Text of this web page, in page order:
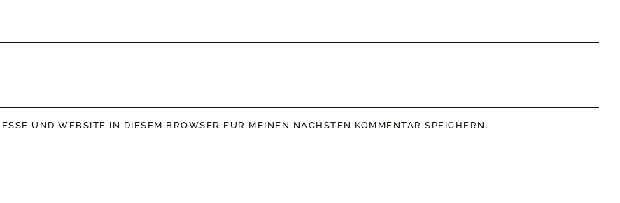
UND WEBSITE IN DIESEM BROWSER FÜR MEINEN NÄCHSTEN KOMMENTAR SPEICHERN.